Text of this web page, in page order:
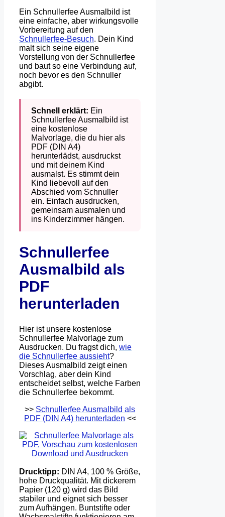
Ein Schnullerfee Ausmalbild ist
eine einfache, aber wirkungsvolle
Vorbereitung auf den
Schnullerfee-Besuch. Dein Kind
malt sich seine eigene
Vorstellung von der Schnullerfee
und baut so eine Verbindung auf,
noch bevor es den Schnuller
abgibt.
Schnell erklärt: Ein
Schnullerfee Ausmalbild ist
eine kostenlose
Malvorlage, die du hier als
PDF (DIN A4)
herunterlädst, ausdruckst
und mit deinem Kind
ausmalst. Es stimmt dein
Kind liebevoll auf den
Abschied vom Schnuller
ein. Einfach ausdrucken,
gemeinsam ausmalen und
ins Kinderzimmer hängen.
Schnullerfee
Ausmalbild als
PDF
herunterladen
Hier ist unsere kostenlose
Schnullerfee Malvorlage zum
Ausdrucken. Du fragst dich, wie
die Schnullerfee aussieht?
Dieses Ausmalbild zeigt einen
Vorschlag, aber dein Kind
entscheidet selbst, welche Farben
die Schnullerfee bekommt.
>> Schnullerfee Ausmalbild als
PDF (DIN A4) herunterladen <<
Drucktipp: DIN A4, 100 % Größe,
hohe Druckqualität. Mit dickerem
Papier (120 g) wird das Bild
stabiler und eignet sich besser
zum Aufhängen. Buntstifte oder